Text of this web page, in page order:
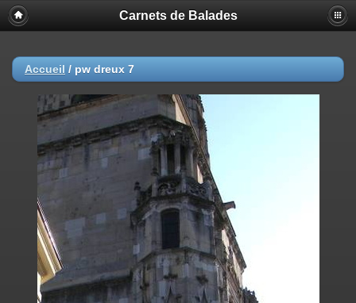
Carnets de Balades
Accueil / pw dreux 7